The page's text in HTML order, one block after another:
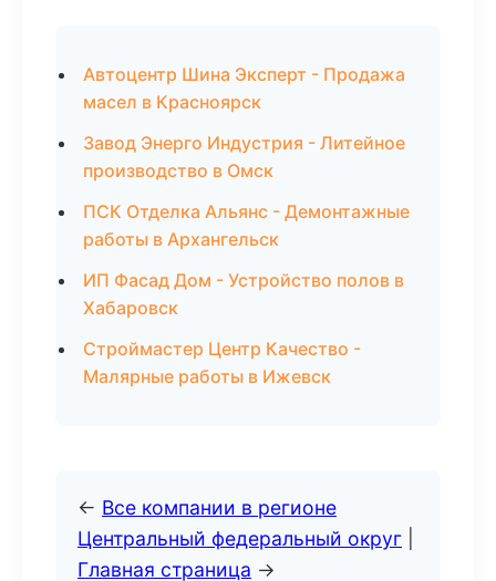
Автоцентр Шина Эксперт - Продажа
масел в Красноярск
Завод Энерго Индустрия - Литейное
производство в Омск
ПСК Отделка Альянс - Демонтажные
работы в Архангельск
ИП Фасад Дом - Устройство полов в
Хабаровск
Строймастер Центр Качество -
Малярные работы в Ижевск
← Все компании в регионе
Центральный федеральный округ
Главная страница →